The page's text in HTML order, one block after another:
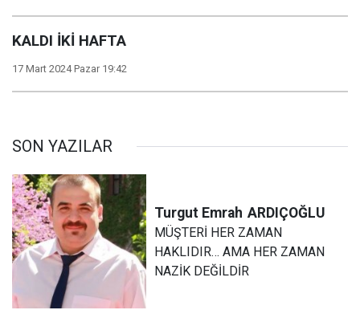
KALDI İKİ HAFTA
17 Mart 2024 Pazar 19:42
SON YAZILAR
Turgut Emrah ARDIÇOĞLU
MÜŞTERİ HER ZAMAN
HAKLIDIR… AMA HER ZAMAN
NAZİK DEĞİLDİR